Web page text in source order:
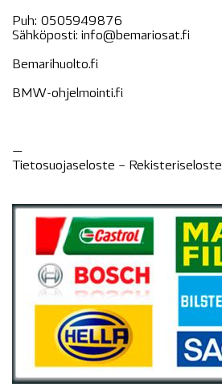
Puh: 0505949876
Sähköposti: info@bemariosat.fi
Bemarihuolto.fi
BMW-ohjelmointi.fi
—
Tietosuojaseloste – Rekisteriseloste